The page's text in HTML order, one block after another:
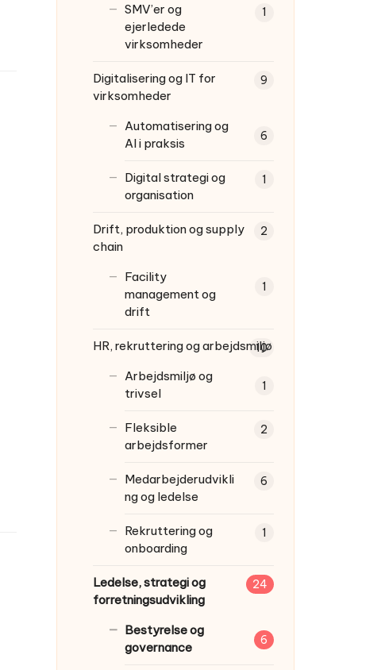
SMV’er og
ejerledede
virksomheder
1
Digitalisering og IT for
virksomheder
9
Automatisering og
AI i praksis
6
Digital strategi og
organisation
1
Drift, produktion og supply
chain
2
Facility
management og
drift
1
HR, rekruttering og arbejdsmiljø
10
Arbejdsmiljø og
trivsel
1
Fleksible
arbejdsformer
2
Medarbejderudvikli
ng og ledelse
6
Rekruttering og
onboarding
1
Ledelse, strategi og
forretningsudvikling
24
Bestyrelse og
governance
6